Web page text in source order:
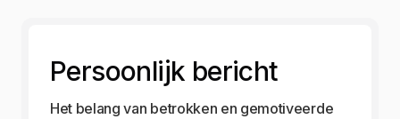
Persoonlijk bericht
Het belang van betrokken en gemotiveerde